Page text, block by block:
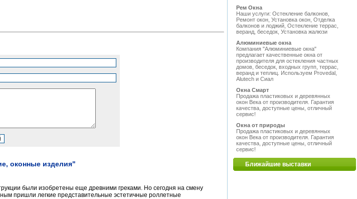
оконные изделия"
были изобретены еще древними греками. Но сегодня на смену
пришли легкие представительные эстетичные роллетные
Рем Окна
Наши услуги: Остекление балконов,
Ремонт окон, Установка окон, Отделка
балконов и лоджий, Остекление террас,
веранд, беседок, Установка жалюзи
Алюминиевые окна
Компания "Алюминиевые окна"
предлагает качественные окна от
производителя для остекления частных
домов, беседок, входных групп, террас,
веранд и теплиц. Используем Provedal,
Alutech и Сиал
Окна Смарт
Продажа пластиковых и деревянных
окон Века от производителя. Гарантия
качества, доступные цены, отличный
сервис!
Окна от природы
Продажа пластиковых и деревянных
окон Века от производителя. Гарантия
качества, доступные цены, отличный
сервис!
Ближайшие выставки